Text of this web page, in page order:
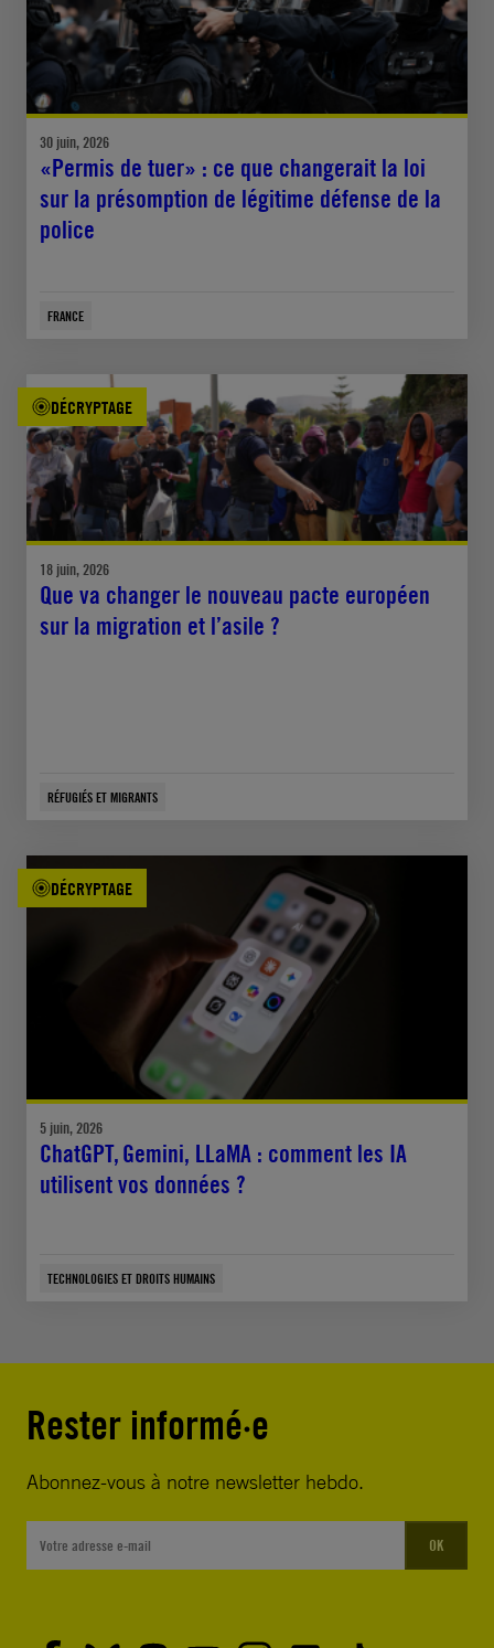
30 juin, 2026
«Permis de tuer» : ce que changerait la loi
sur la présomption de légitime défense de la
police
FRANCE
DÉCRYPTAGE
18 juin, 2026
Que va changer le nouveau pacte européen
sur la migration et l’asile ?
RÉFUGIÉS ET MIGRANTS
DÉCRYPTAGE
5 juin, 2026
ChatGPT, Gemini, LLaMA : comment les IA
utilisent vos données ?
TECHNOLOGIES ET DROITS HUMAINS
Rester informé·e
Abonnez-vous à notre newsletter hebdo.
OK